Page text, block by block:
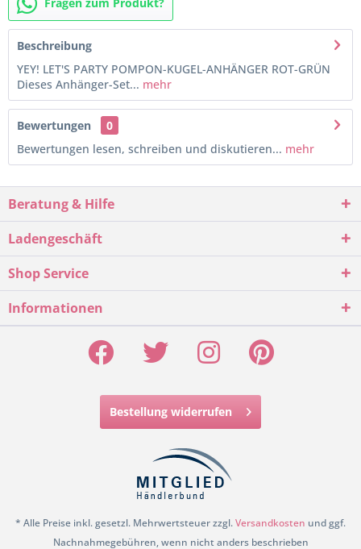
Beschreibung
YEY! LET'S PARTY POMPON-KUGEL-ANHÄNGER ROT-GRÜN
Dieses Anhänger-Set... mehr
Bewertungen
0
Bewertungen lesen, schreiben und diskutieren... mehr
Beratung & Hilfe
Ladengeschäft
Shop Service
Informationen
Bestellung widerrufen
* Alle Preise inkl. gesetzl. Mehrwertsteuer zzgl.Versandkosten und ggf.
Nachnahmegebühren, wenn nicht anders beschrieben